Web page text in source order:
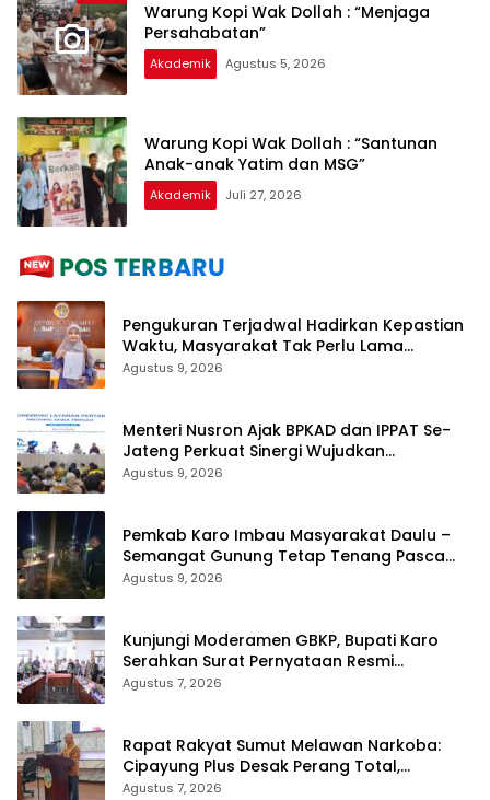
Warung Kopi Wak Dollah : “Menjaga
Persahabatan”
Akademik Agustus 5, 2026
Warung Kopi Wak Dollah : “Santunan
Anak-anak Yatim dan MSG”
Akademik Juli 27, 2026
Pengukuran Terjadwal Hadirkan Kepastian
Waktu, Masyarakat Tak Perlu Lama
Menunggu Layanan Pertanahan
Agustus 9, 2026
Menteri Nusron Ajak BPKAD dan IPPAT Se-
Jateng Perkuat Sinergi Wujudkan
Transformasi Layanan Pertanahan
Agustus 9, 2026
Pemkab Karo Imbau Masyarakat Daulu –
Semangat Gunung Tetap Tenang Pasca
Penertiban Pungli
Agustus 9, 2026
Kunjungi Moderamen GBKP, Bupati Karo
Serahkan Surat Pernyataan Resmi
Penyerahan Aset RSUD Kabanjahe
Agustus 7, 2026
Rapat Rakyat Sumut Melawan Narkoba:
Cipayung Plus Desak Perang Total,
Generasi Muda Jadi Benteng Utama
Agustus 7, 2026